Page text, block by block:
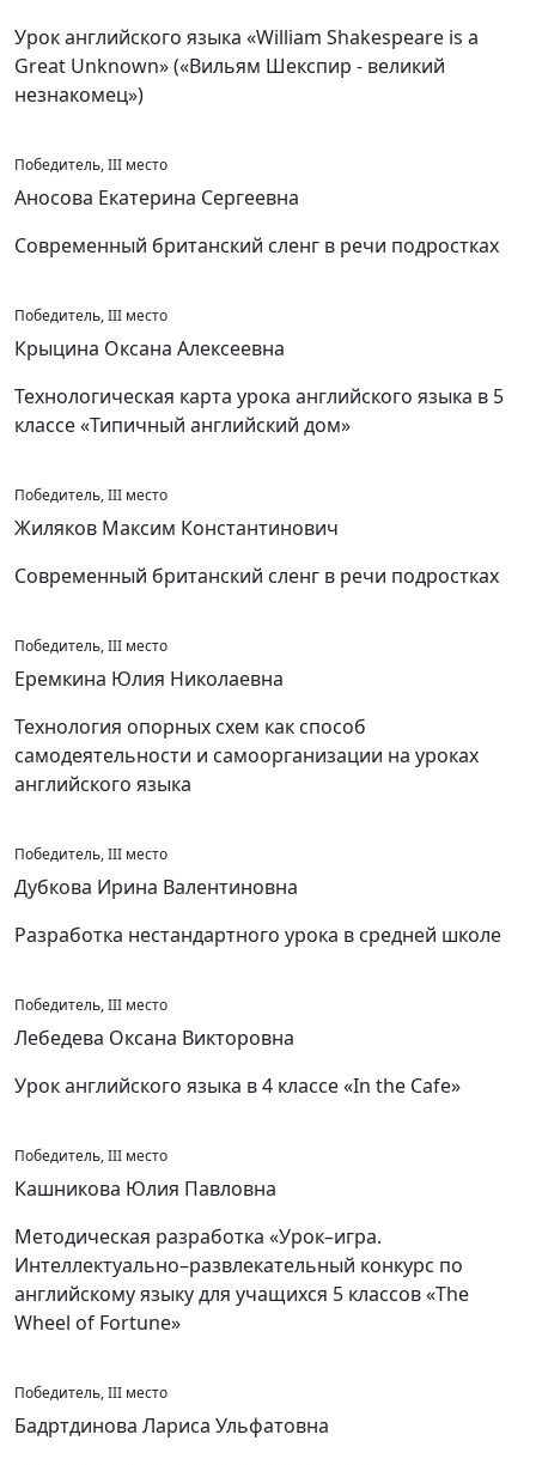
Урок английского языка «William Shakespeare is a
Great Unknown» («Вильям Шекспир - великий
незнакомец»)
Победитель, III место
Аносова Екатерина Сергеевна
Современный британский сленг в речи подростках
Победитель, III место
Крыцина Оксана Алексеевна
Технологическая карта урока английского языка в 5
классе «Типичный английский дом»
Победитель, III место
Жиляков Максим Константинович
Современный британский сленг в речи подростках
Победитель, III место
Еремкина Юлия Николаевна
Технология опорных схем как способ
самодеятельности и самоорганизации на уроках
английского языка
Победитель, III место
Дубкова Ирина Валентиновна
Разработка нестандартного урока в средней школе
Победитель, III место
Лебедева Оксана Викторовна
Урок английского языка в 4 классе «In the Cafe»
Победитель, III место
Кашникова Юлия Павловна
Методическая разработка «Урок–игра.
Интеллектуально–развлекательный конкурс по
английскому языку для учащихся 5 классов «The
Wheel of Fortune»
Победитель, III место
Бадртдинова Лариса Ульфатовна